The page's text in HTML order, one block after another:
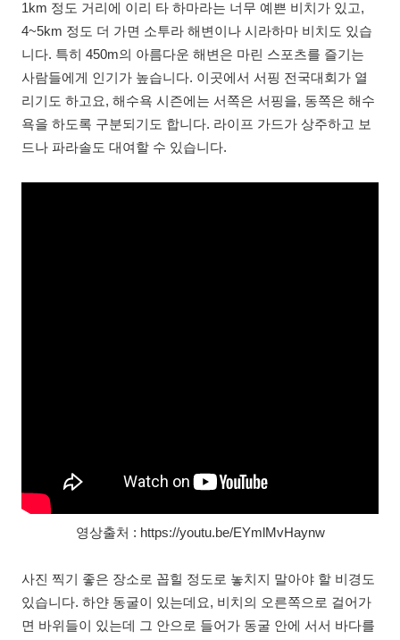
1km 정도 거리에 이리 타 하마라는 너무 예쁜 비치가 있고,
4~5km 정도 더 가면 소투라 해변이나 시라하마 비치도 있습
니다. 특히 450m의 아름다운 해변은 마린 스포츠를 즐기는
사람들에게 인기가 높습니다. 이곳에서 서핑 전국대회가 열
리기도 하고요, 해수욕 시즌에는 서쪽은 서핑을, 동쪽은 해수
욕을 하도록 구분되기도 합니다. 라이프 가드가 상주하고 보
드나 파라솔도 대여할 수 있습니다.
영상출처 : https://youtu.be/EYmlMvHaynw
사진 찍기 좋은 장소로 꼽힐 정도로 놓치지 말아야 할 비경도
있습니다. 하얀 동굴이 있는데요, 비치의 오른쪽으로 걸어가
면 바위들이 있는데 그 안으로 들어가 동굴 안에 서서 바다를